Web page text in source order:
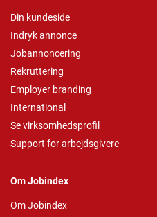
Din kundeside
Indryk annonce
Jobannoncering
Rekruttering
Employer branding
International
Se virksomhedsprofil
Support for arbejdsgivere
Om Jobindex
Om Jobindex